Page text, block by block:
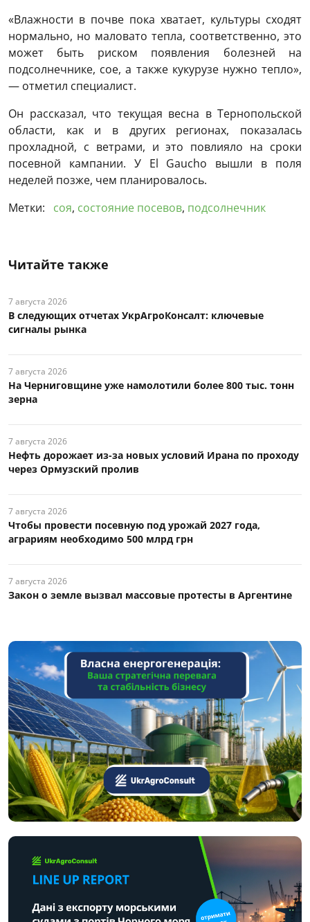
«Влажности в почве пока хватает, культуры сходят
нормально, но маловато тепла, соответственно, это
может быть риском появления болезней на
подсолнечнике, сое, а также кукурузе нужно тепло»,
— отметил специалист.
Он рассказал, что текущая весна в Тернопольской
области, как и в других регионах, показалась
прохладной, с ветрами, и это повлияло на сроки
посевной кампании. У El Gaucho вышли в поля
неделей позже, чем планировалось.
Метки:
соя, состояние посевов, подсолнечник
Читайте также
7 августа 2026
В следующих отчетах УкрАгроКонсалт: ключевые
сигналы рынка
7 августа 2026
На Черниговщине уже намолотили более 800 тыс. тонн
зерна
7 августа 2026
Нефть дорожает из-за новых условий Ирана по проходу
через Ормузский пролив
7 августа 2026
Чтобы провести посевную под урожай 2027 года,
аграриям необходимо 500 млрд грн
7 августа 2026
Закон о земле вызвал массовые протесты в Аргентине